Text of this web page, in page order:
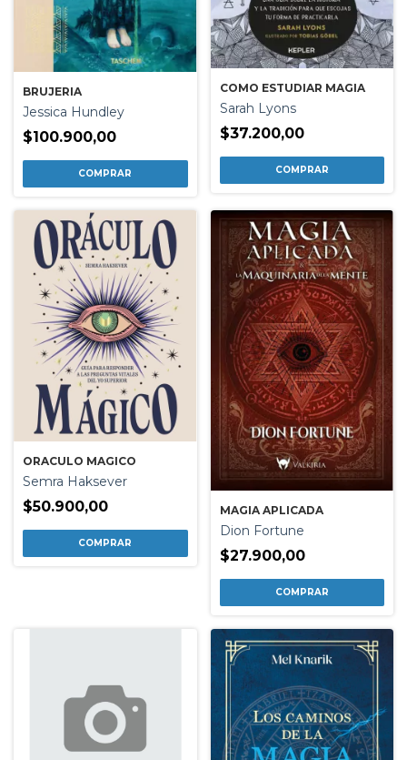
BRUJERIA
Jessica Hundley
$100.900,00
COMO ESTUDIAR MAGIA
Sarah Lyons
$37.200,00
ORACULO MAGICO
Semra Haksever
$50.900,00 MAGIA APLICADA
Dion Fortune
$27.900,00